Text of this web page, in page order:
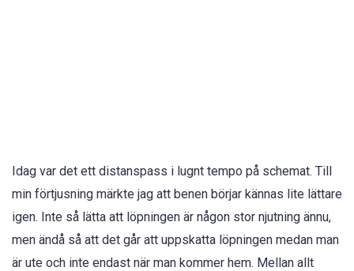
Idag var det ett distanspass i lugnt tempo på schemat. Till
min förtjusning märkte jag att benen börjar kännas lite lättare
igen. Inte så lätta att löpningen är någon stor njutning ännu,
men ändå så att det går att uppskatta löpningen medan man
är ute och inte endast när man kommer hem. Mellan allt